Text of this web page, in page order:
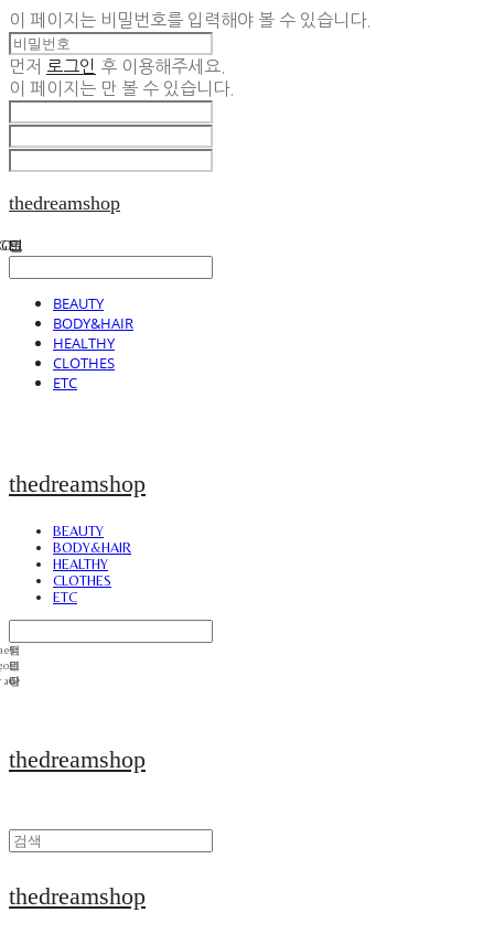
이 페이지는 비밀번호를 입력해야 볼 수 있습니다.
먼저 로그인 후 이용해주세요.
이 페이지는 만 볼 수 있습니다.
thedreamshop
BEAUTY
BODY&HAIR
HEALTHY
CLOTHES
ETC
thedreamshop
BEAUTY
BODY&HAIR
HEALTHY
CLOTHES
ETC
thedreamshop
thedreamshop